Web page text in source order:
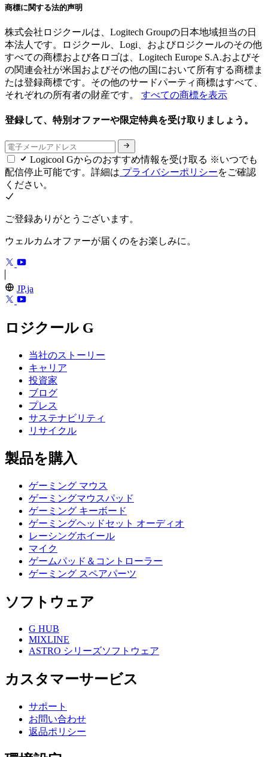
商標に関する法的声明
株式会社ロジクールは、Logitech Groupの日本地域担当の日
本法人です。ロジクール、Logi、およびロジクールのその他
すべての商標および各ロゴは、Logitech Europe S.A.およびそ
の関連会社が米国およびその他の国において所有する商標ま
たは登録商標です。その他のサードパーティ商標はすべて、
それぞれの所有者の財産です。 すべての商標を表示
登録して、特別オファーや限定特典を受け取りましょう。
Logicool Gからのおすすめ情報を受け取る ※いつでも
配信停止可能です。詳細は プライバシーポリシーをご確認
ください。
ご登録ありがとうございます。
ウェルカムオファーが届くのをお楽しみに。
JP,ja
ロジクール G
当社のストーリー
キャリア
投資家
ブログ
プレス
サステナビリティ
リサイクル
製品を購入
ゲーミング マウス
ゲーミングマウスパッド
ゲーミング キーボード
ゲーミングヘッドセット オーディオ
レーシングホイール
マイク
ゲームパッド＆コントローラー
ゲーミング スペアパーツ
ソフトウェア
G HUB
MIXLINE
ASTRO シリーズソフトウェア
カスタマーサービス
サポート
お問い合わせ
返品ポリシー